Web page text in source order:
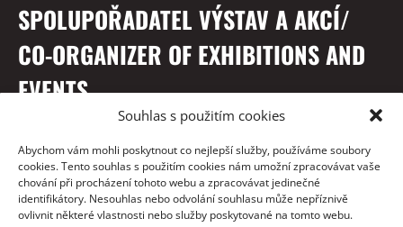
Souhlas s použitím cookies
Abychom vám mohli poskytnout co nejlepší služby, používáme soubory
cookies. Tento souhlas s použitím cookies nám umožní zpracovávat vaše
chování při procházení tohoto webu a zpracovávat jedinečné
identifikátory. Nesouhlas nebo odvolání souhlasu může nepříznivě
ovlivnit některé vlastnosti nebo služby poskytované na tomto webu.
SPOLUPOŘADATEL VÝSTAV A AKCÍ/
CO-ORGANIZER OF EXHIBITIONS AND
EVENTS